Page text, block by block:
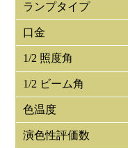
ランプタイプ
口金
1/2 照度角
1/2 ビーム角
色温度
演色性評価数